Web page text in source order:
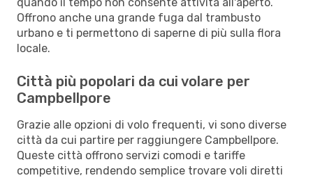
Offrono anche una grande fuga dal trambusto
urbano e ti permettono di saperne di più sulla flora
locale.
Città più popolari da cui volare per
Campbellpore
Grazie alle opzioni di volo frequenti, vi sono diverse
città da cui partire per raggiungere Campbellpore.
Queste città offrono servizi comodi e tariffe
competitive, rendendo semplice trovare voli diretti